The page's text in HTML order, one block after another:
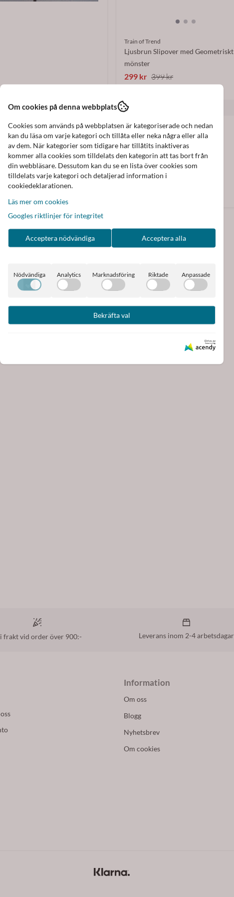
Köp nu
Train of Trend
Ljusbrun Slipover med Geometriskt
mönster
299 kr 399 kr
frakt vid order över 900:- Leverans inom 2-4 arbetsdagar
Information
Om oss
Blogg
Nyhetsbrev
Om cookies
Om cookies på denna webbplats
Cookies som används på webbplatsen är kategoriserade och nedan
kan du läsa om varje kategori och tillåta eller neka några eller alla
av dem. När kategorier som tidigare har tillåtits inaktiveras
kommer alla cookies som tilldelats den kategorin att tas bort från
din webbläsare. Dessutom kan du se en lista över cookies som
tilldelats varje kategori och detaljerad information i
cookiedeklarationen.
Läs mer om cookies
Googles riktlinjer för integritet
Acceptera nödvändiga Acceptera alla
Nödvändiga Analytics Marknadsföring Riktade Anpassade
Bekräfta val
Drivs av